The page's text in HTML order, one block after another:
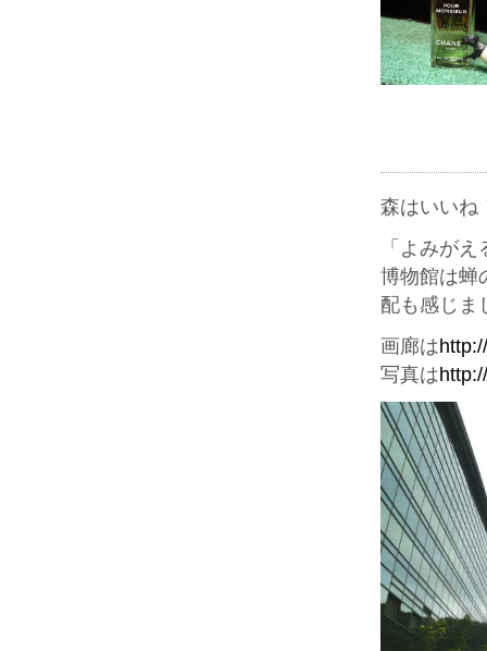
森はいいね
「よみが
博物館は蝉
配も感じま
画廊は
写真は